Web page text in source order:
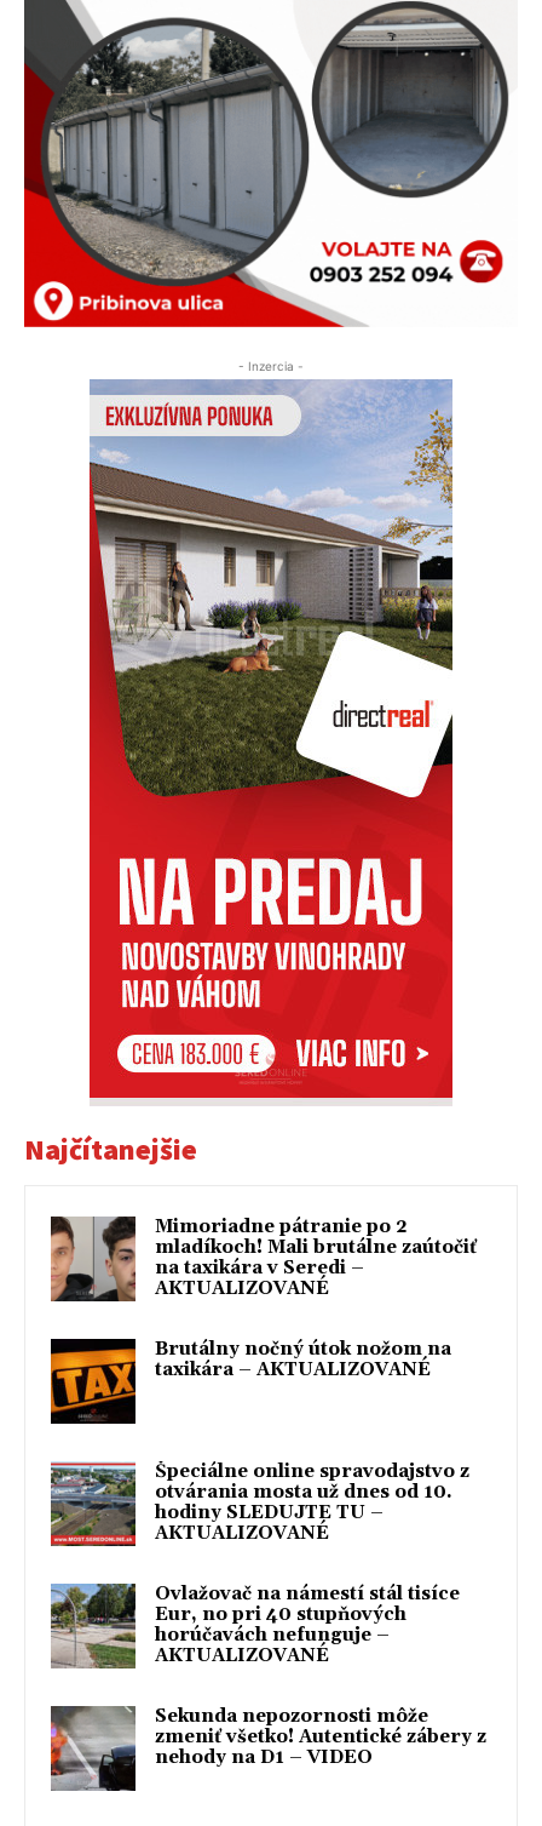
- Inzercia -
Najčítanejšie
Mimoriadne pátranie po 2
mladíkoch! Mali brutálne zaútočiť
na taxikára v Seredi –
AKTUALIZOVANÉ
Brutálny nočný útok nožom na
taxikára – AKTUALIZOVANÉ
Špeciálne online spravodajstvo z
otvárania mosta už dnes od 10.
hodiny SLEDUJTE TU –
AKTUALIZOVANÉ
Ovlažovač na námestí stál tisíce
Eur, no pri 40 stupňových
horúčavách nefunguje –
AKTUALIZOVANÉ
Sekunda nepozornosti môže
zmeniť všetko! Autentické zábery z
nehody na D1 – VIDEO